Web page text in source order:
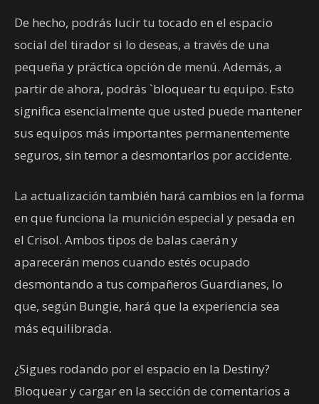
De hecho, podrás lucir tu tocado en el espacio
social del tirador si lo deseas, a través de una
pequeña y práctica opción de menú. Además, a
partir de ahora, podrás `bloquear tu equipo. Esto
significa esencialmente que usted puede mantener
sus equipos más importantes permanentemente
seguros, sin temor a desmontarlos por accidente.
La actualización también hará cambios en la forma
en que funciona la munición especial y pesada en
el Crisol. Ambos tipos de balas caerán y
aparecerán menos cuando estés ocupado
desmontando a tus compañeros Guardianes, lo
que, según Bungie, hará que la experiencia sea
más equilibrada.
¿Sigues rodando por el espacio en la Destiny?
Bloquear y cargar en la sección de comentarios a